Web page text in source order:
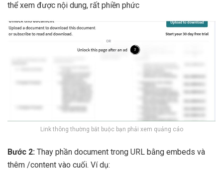
thể xem được nội dung, rất phiền phức
Link thông thường bắt buộc bạn phải xem quảng cáo
Bước 2: Thay phần document trong URL bằng embeds và
thêm /content vào cuối. Ví dụ: